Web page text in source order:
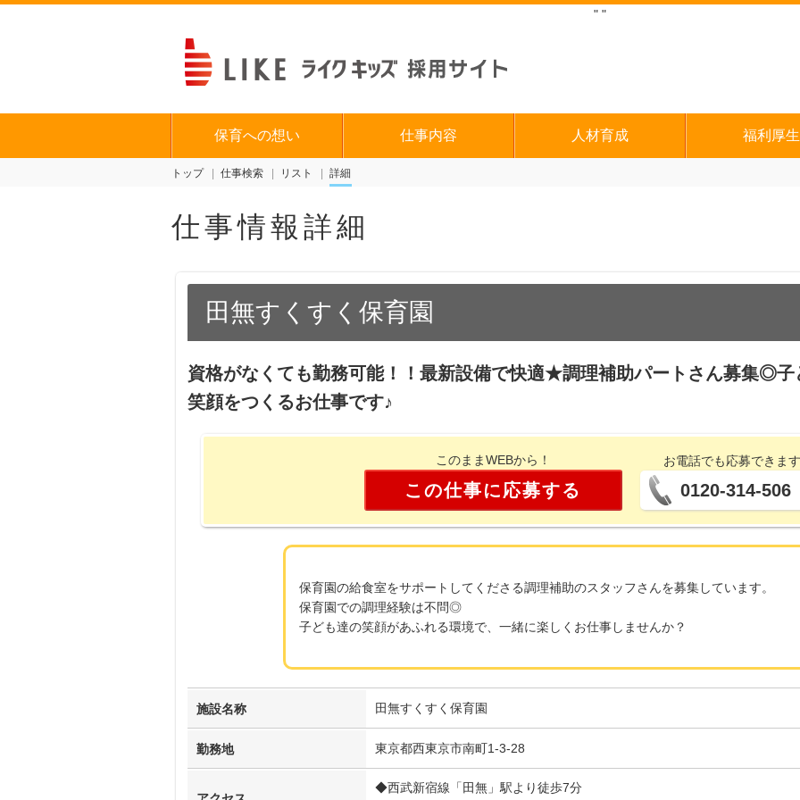
" "
保育への想い 仕事内容 人材育成 福利厚生
トップ 仕事検索 リスト 詳細
仕事情報詳細
田無すくすく保育園
資格がなくても勤務可能！！最新設備で快適★調理補助パートさん募集◎子
笑顔をつくるお仕事です♪
このままWEBから！
この仕事に応募する
お電話でも応募できま
0120-314-506
保育園の給食室をサポートしてくださる調理補助のスタッフさんを募集しています。
保育園での調理経験は不問◎
子ども達の笑顔があふれる環境で、一緒に楽しくお仕事しませんか？
施設名称 田無すくすく保育園
勤務地 東京都西東京市南町1-3-28
◆西武新宿線「田無」駅より徒歩7分